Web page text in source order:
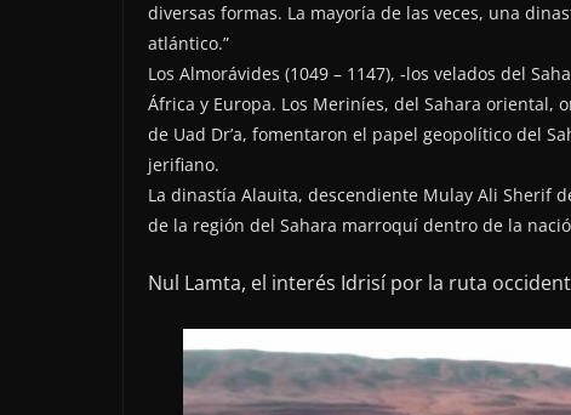
diversas formas. La mayoría de las veces, una
atlántico.”
Los Almorávides (1049 – 1147), -los velados del
África y Europa. Los Meriníes, del Sahara oriental,
de Uad Dr’a, fomentaron el papel geopolítico del
jerifiano.
La dinastía Alauita, descendiente Mulay Ali Sherif
de la región del Sahara marroquí dentro de la
Nul Lamta, el interés Idrisí por la ruta